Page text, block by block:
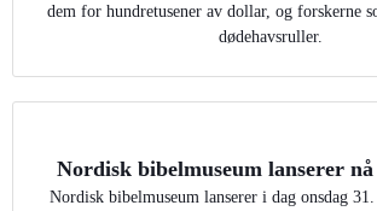
dem for hundretusener av dollar, og forskerne
dødehavsruller.
Nordisk bibelmuseum lanserer
Nordisk bibelmuseum lanserer i dag onsdag